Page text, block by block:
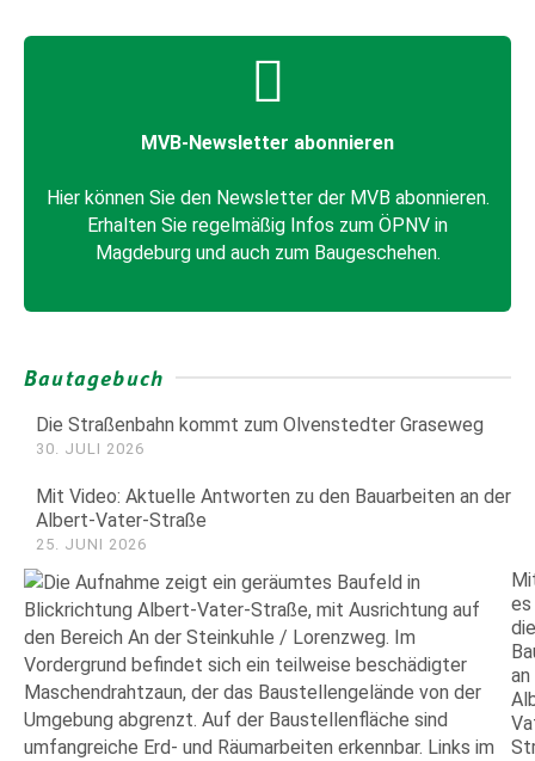
MVB-Newsletter abonnieren
Hier können Sie den Newsletter der MVB abonnieren.
Erhalten Sie regelmäßig Infos zum ÖPNV in
Magdeburg und auch zum Baugeschehen.
Bautagebuch
Die Straßenbahn kommt zum Olvenstedter Graseweg
30. JULI 2026
Mit Video: Aktuelle Antworten zu den Bauarbeiten an der
Albert-Vater-Straße
25. JUNI 2026
es
die